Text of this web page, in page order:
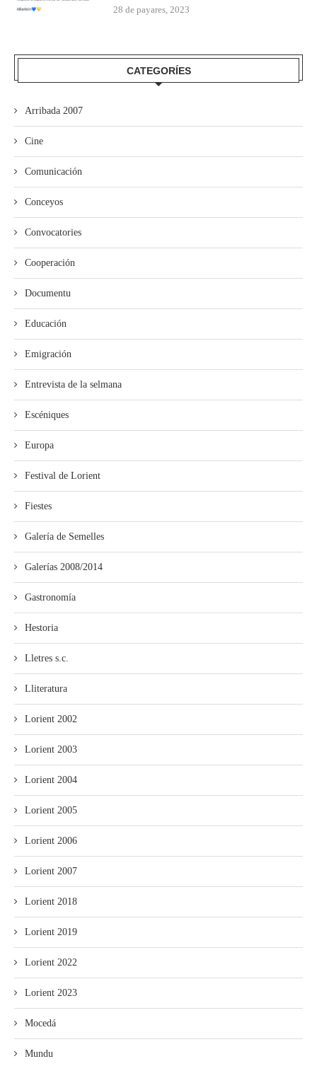
28 de payares, 2023
CATEGORÍES
Arribada 2007
Cine
Comunicación
Conceyos
Convocatories
Cooperación
Documentu
Educación
Emigración
Entrevista de la selmana
Escéniques
Europa
Festival de Lorient
Fiestes
Galería de Semelles
Galerías 2008/2014
Gastronomía
Hestoria
Lletres s.c.
Lliteratura
Lorient 2002
Lorient 2003
Lorient 2004
Lorient 2005
Lorient 2006
Lorient 2007
Lorient 2018
Lorient 2019
Lorient 2022
Lorient 2023
Mocedá
Mundu